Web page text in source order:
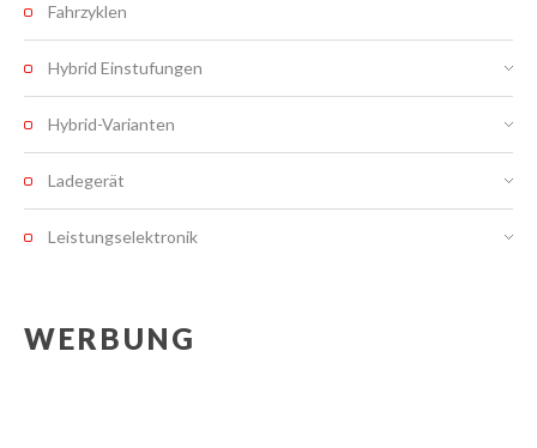
Fahrzyklen
Hybrid Einstufungen
Hybrid-Varianten
Ladegerät
Leistungselektronik
WERBUNG